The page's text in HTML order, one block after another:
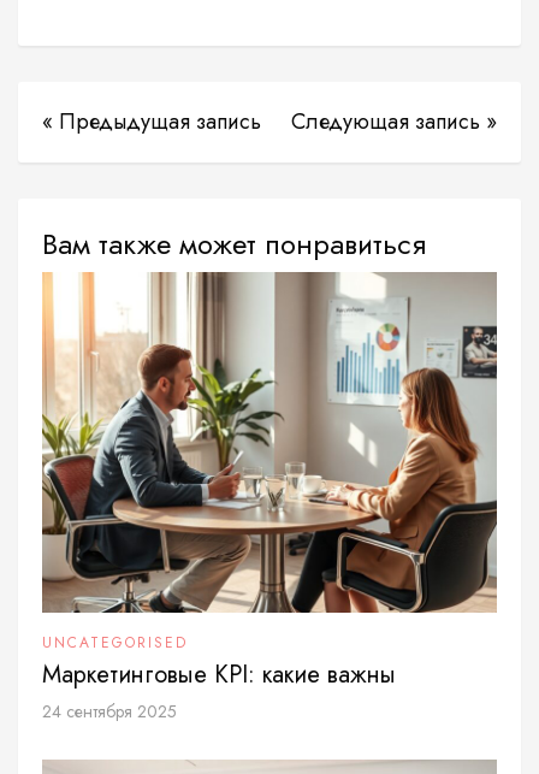
« Предыдущая запись Следующая запись »
Вам также может понравиться
UNCATEGORISED
Маркетинговые KPI: какие важны
24 сентября 2025